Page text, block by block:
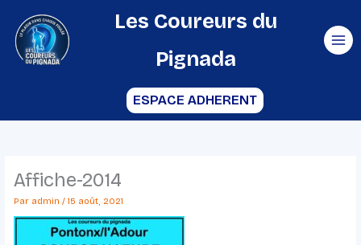
contenu
Les Coureurs du
Pignada
ESPACE ADHERENT
Affiche-2014
Par admin / 15 août, 2021